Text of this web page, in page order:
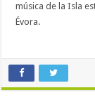
música de la Isla
Évora.